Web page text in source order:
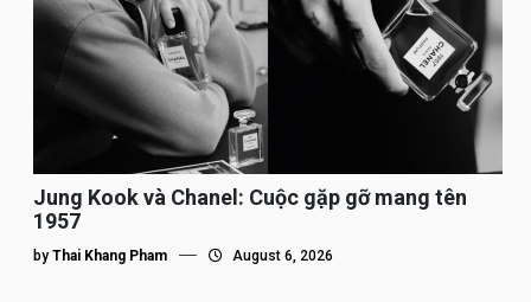
Jung Kook và Chanel: Cuộc gặp gỡ mang tên
1957
by Thai Khang Pham August 6, 2026